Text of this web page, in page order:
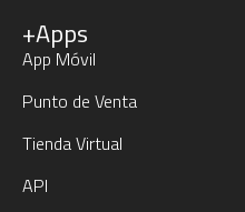
+Apps
App Móvil
Punto de Venta
Tienda Virtual
API